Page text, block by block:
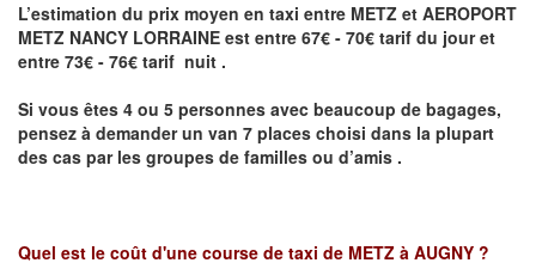
L’estimation du prix moyen en taxi entre METZ et AEROPORT
METZ NANCY LORRAINE est entre 67€ - 70€ tarif du jour et
entre 73€ - 76€ tarif nuit .
Si vous êtes 4 ou 5 personnes avec beaucoup de bagages,
pensez à demander un van 7 places choisi dans la plupart
des cas par les groupes de familles ou d’amis .
Quel est le coût d'une course de taxi de METZ à AUGNY ?